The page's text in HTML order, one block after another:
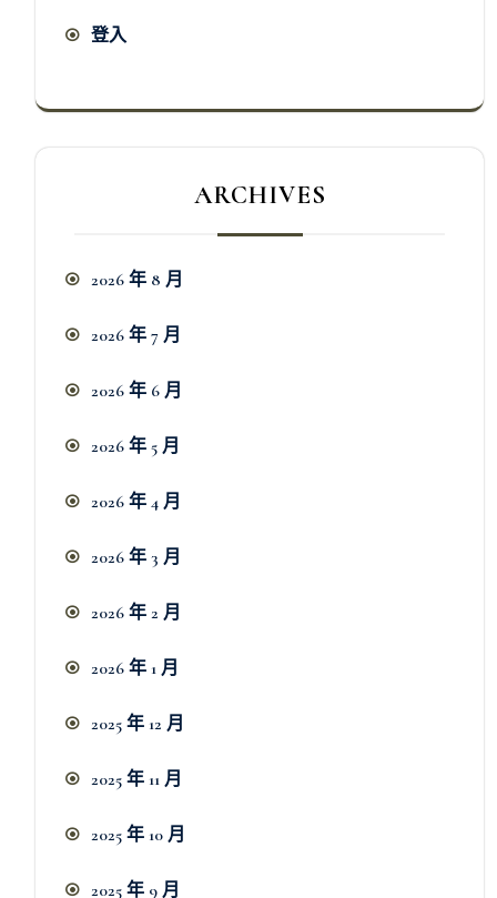
登入
ARCHIVES
2026 年 8 月
2026 年 7 月
2026 年 6 月
2026 年 5 月
2026 年 4 月
2026 年 3 月
2026 年 2 月
2026 年 1 月
2025 年 12 月
2025 年 11 月
2025 年 10 月
2025 年 9 月